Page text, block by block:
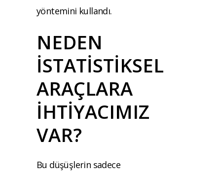
yöntemini kullandı.
NEDEN
İSTATİSTİKSEL
ARAÇLARA
İHTİYACIMIZ
VAR?
Bu düşüşlerin sadece